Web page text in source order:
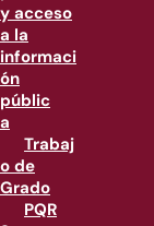
y acceso
a la
informaci
ón
públic
a
Trabaj
o de
Grado
PQR